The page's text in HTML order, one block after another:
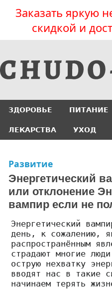
Заказать яркую
скидкой и
ЗДОРОВЬЕ ПИТАНИЕ
ЛЕКАРСТВА УХОД
Развитие
Энергетический
или отклонение
вампир если не
Энергетический
день, к сожалению,
распространённым
страдают многие
острую нехватку
вводят нас в такие
начинаем терять